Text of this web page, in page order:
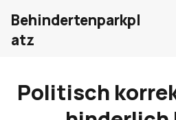
Behindertenparkpl
atz
Politisch